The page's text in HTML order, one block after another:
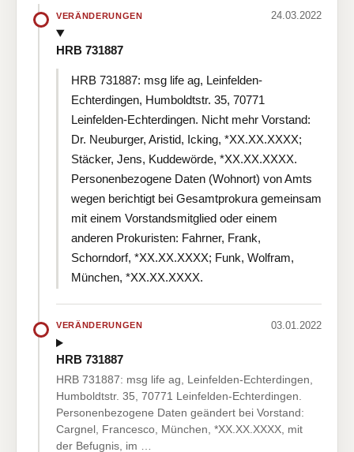
VERÄNDERUNGEN 24.03.2022
HRB 731887
HRB 731887: msg life ag, Leinfelden-
Echterdingen, Humboldtstr. 35, 70771
Leinfelden-Echterdingen. Nicht mehr Vorstand:
Dr. Neuburger, Aristid, Icking, *XX.XX.XXXX;
Stäcker, Jens, Kuddewörde, *XX.XX.XXXX.
Personenbezogene Daten (Wohnort) von Amts
wegen berichtigt bei Gesamtprokura gemeinsam
mit einem Vorstandsmitglied oder einem
anderen Prokuristen: Fahrner, Frank,
Schorndorf, *XX.XX.XXXX; Funk, Wolfram,
München, *XX.XX.XXXX.
VERÄNDERUNGEN 03.01.2022
HRB 731887
HRB 731887: msg life ag, Leinfelden-Echterdingen,
Humboldtstr. 35, 70771 Leinfelden-Echterdingen.
Personenbezogene Daten geändert bei Vorstand:
Cargnel, Francesco, München, *XX.XX.XXXX, mit
der Befugnis, im …